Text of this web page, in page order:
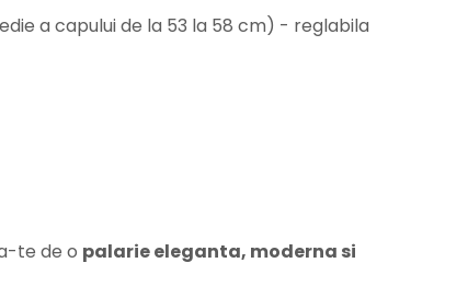
a capului de la 53 la 58 cm) - reglabila
te de o palarie eleganta, moderna si